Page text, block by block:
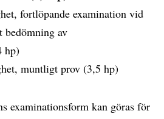
fortlöpande examination vid
bedömning av
hp)
muntligt prov (3,5 hp)
examinationsform kan göras för